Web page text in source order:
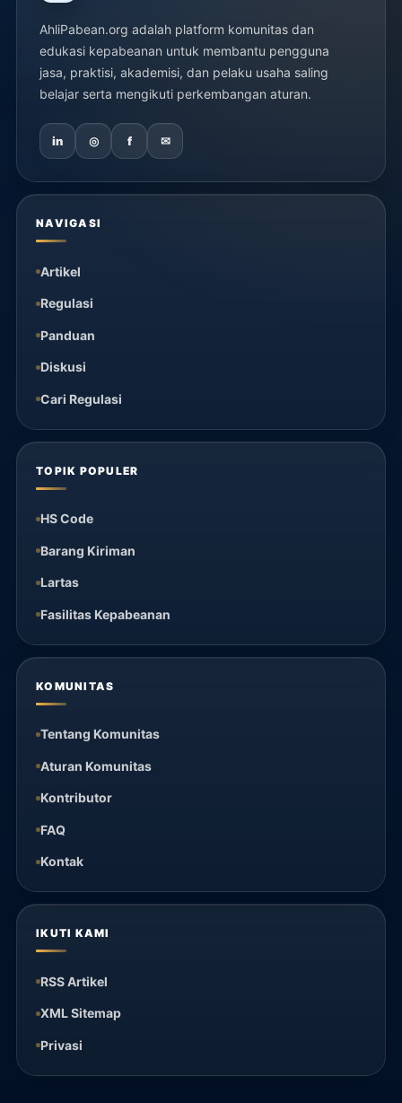
AhliPabean.org adalah platform komunitas dan
edukasi kepabeanan untuk membantu pengguna
jasa, praktisi, akademisi, dan pelaku usaha saling
belajar serta mengikuti perkembangan aturan.
in ◎ f ✉
NAVIGASI
Artikel
Regulasi
Panduan
Diskusi
Cari Regulasi
TOPIK POPULER
HS Code
Barang Kiriman
Lartas
Fasilitas Kepabeanan
KOMUNITAS
Tentang Komunitas
Aturan Komunitas
Kontributor
FAQ
Kontak
IKUTI KAMI
RSS Artikel
XML Sitemap
Privasi